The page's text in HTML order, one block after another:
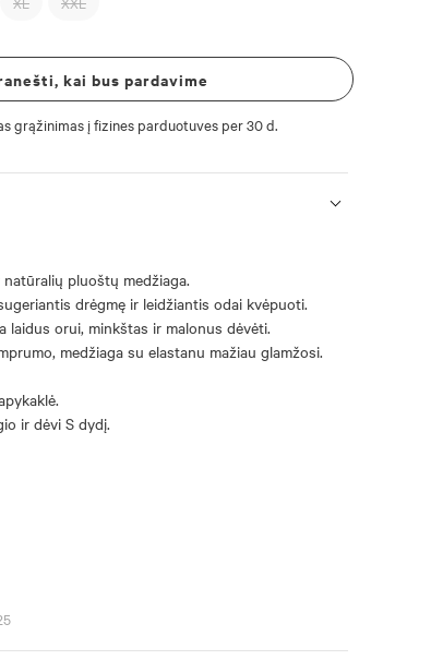
kai bus pardavime
grąžinimas į fizines parduotuves per 30 d.
pluoštų medžiaga.
drėgmę ir leidžiantis odai kvėpuoti.
laidus orui, minkštas ir malonus dėvėti.
medžiaga su elastanu mažiau glamžosi.
ir dėvi S dydį.